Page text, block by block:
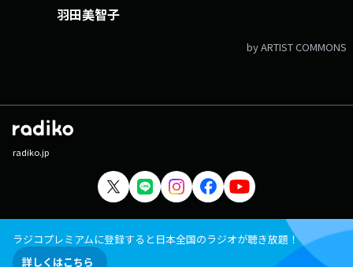
羽田美智子
by ARTIST COMMONS
radiko.jp
ラジコプレミアムに登録すると日本全国のラジオが聴き放題！
詳しくはこちら